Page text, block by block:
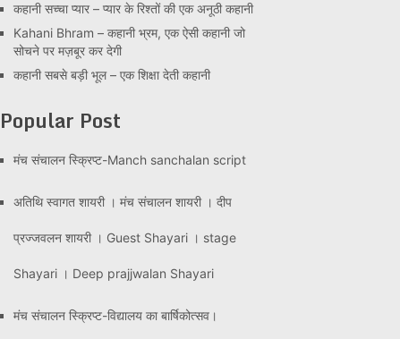
कहानी सच्चा प्यार – प्यार के रिश्तों की एक अनूठी कहानी
Kahani Bhram – कहानी भ्रम, एक ऐसी कहानी जो
सोचने पर मज़बूर कर देगी
कहानी सबसे बड़ी भूल – एक शिक्षा देती कहानी
Popular Post
मंच संचालन स्क्रिप्ट-Manch sanchalan script
अतिथि स्वागत शायरी । मंच संचालन शायरी । दीप
प्रज्जवलन शायरी । Guest Shayari । stage
Shayari । Deep prajjwalan Shayari
मंच संचालन स्क्रिप्ट-विद्यालय का बार्षिकोत्सव।